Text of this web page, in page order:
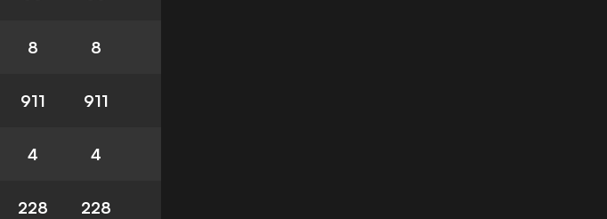
8 8
911 911
4 4
228 228